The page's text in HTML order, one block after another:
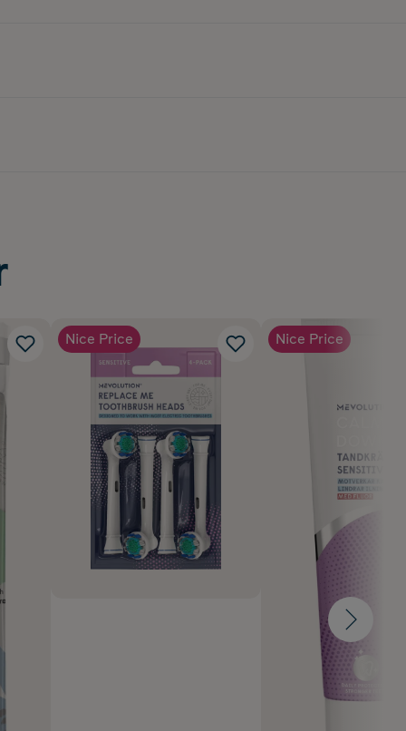
Nice Price Nice Price